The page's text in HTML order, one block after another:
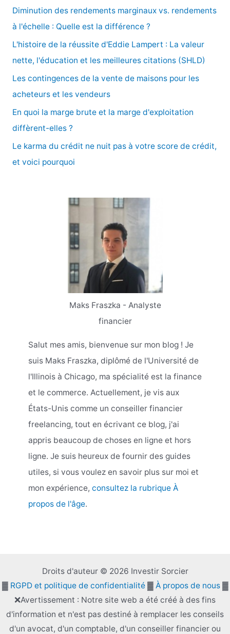
e
r
c
Diminution des rendements marginaux vs. rendements
à l'échelle : Quelle est la différence ?
L'histoire de la réussite d'Eddie Lampert : La valeur
nette, l'éducation et les meilleures citations (SHLD)
Les contingences de la vente de maisons pour les
acheteurs et les vendeurs
En quoi la marge brute et la marge d'exploitation
diffèrent-elles ?
Le karma du crédit ne nuit pas à votre score de crédit,
et voici pourquoi
Maks Fraszka - Analyste
financier
Salut mes amis, bienvenue sur mon blog ! Je
suis Maks Fraszka, diplômé de l'Université de
l'Illinois à Chicago, ma spécialité est la finance
et le commerce. Actuellement, je vis aux
États-Unis comme un conseiller financier
freelancing, tout en écrivant ce blog, j'ai
appris beaucoup de choses en ligne et hors
ligne. Je suis heureux de fournir des guides
utiles, si vous voulez en savoir plus sur moi et
mon expérience, consultez la rubrique À
propos de l'âge.
Droits d'auteur © 2026 Investir Sorcier
▓ RGPD et politique de confidentialité▓ À propos de nous▓
❌Avertissement : Notre site web a été créé à des fins
d'information et n'est pas destiné à remplacer les conseils
d'un avocat, d'un comptable, d'un conseiller financier ou